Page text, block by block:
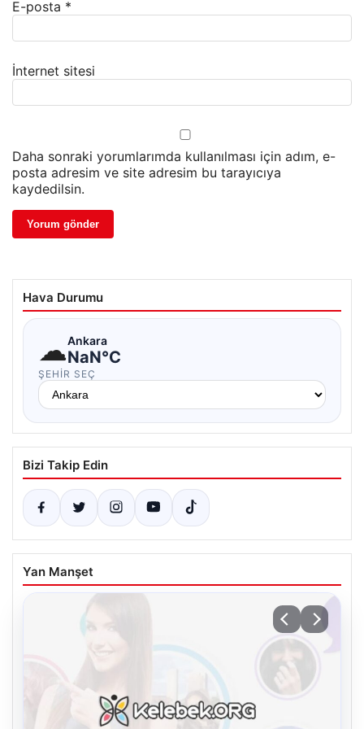
E-posta *
İnternet sitesi
Daha sonraki yorumlarımda kullanılması için adım, e-
posta adresim ve site adresim bu tarayıcıya
kaydedilsin.
Hava Durumu
☁Ankara
NaN°C
ŞEHIR SEÇ
Bizi Takip Edin
Yan Manşet